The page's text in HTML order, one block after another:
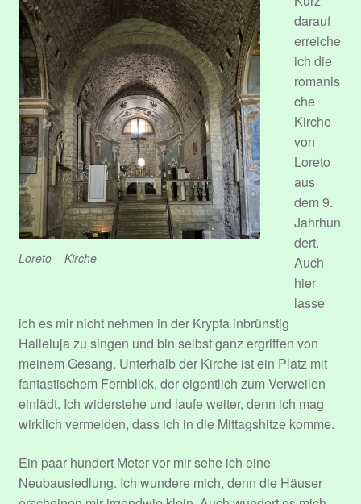
Loreto – Kirche
darauf
erreiche
ich die
romanis
che
Kirche
von
Loreto
aus
dem 9.
Jahrhun
dert.
Auch
hier
lasse
ich es mir nicht nehmen in der Krypta inbrünstig
Halleluja zu singen und bin selbst ganz ergriffen von
meinem Gesang. Unterhalb der Kirche ist ein Platz mit
fantastischem Fernblick, der eigentlich zum Verweilen
einlädt. Ich widerstehe und laufe weiter, denn ich mag
wirklich vermeiden, dass ich in die Mittagshitze komme.
Ein paar hundert Meter vor mir sehe ich eine
Neubausiedlung. Ich wundere mich, denn die Häuser